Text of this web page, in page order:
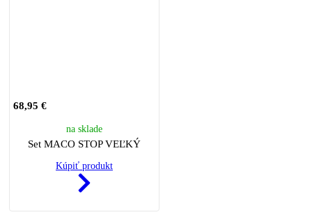
68,95 €
na sklade
Set MACO STOP VEĽKÝ
Kúpiť produkt